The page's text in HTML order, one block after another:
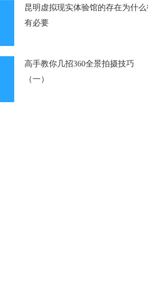
昆明虚拟现实体验馆的存在为什么
有必要
高手教你几招360全景拍摄技巧
（一）